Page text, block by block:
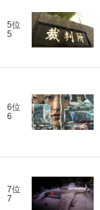
5位
5
6位
6
7位
7